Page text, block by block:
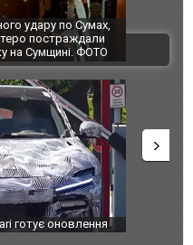
з Україною: в
дронів загорівся
"Мої
легендарного